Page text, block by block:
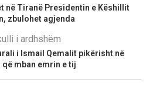
në Tiranë Presidentin e Këshillit
zbulohet agjenda
i ardhshëm
i Ismail Qemalit pikërisht në
mban emrin e tij